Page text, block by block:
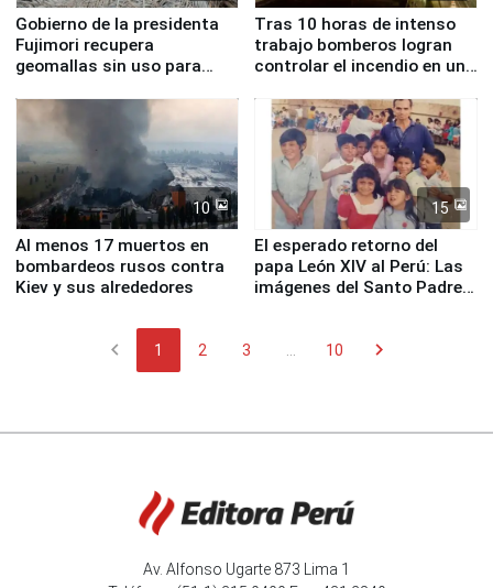
Gobierno de la presidenta
Fujimori recupera
geomallas sin uso para
Fenómeno El Niño
Tras 10 horas de intenso
trabajo bomberos logran
controlar el incendio en una
de Chile
10
Al menos 17 muertos en
bombardeos rusos contra
Kiev y sus alrededores
15
El esperado retorno del
papa León XIV al Perú: Las
imágenes del Santo Padre
chevron_left 1 2 3 10 chevron_right
Av. Alfonso Ugarte 873 Lima 1